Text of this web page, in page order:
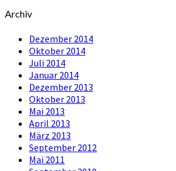
Archiv
Dezember 2014
Oktober 2014
Juli 2014
Januar 2014
Dezember 2013
Oktober 2013
Mai 2013
April 2013
März 2013
September 2012
Mai 2011